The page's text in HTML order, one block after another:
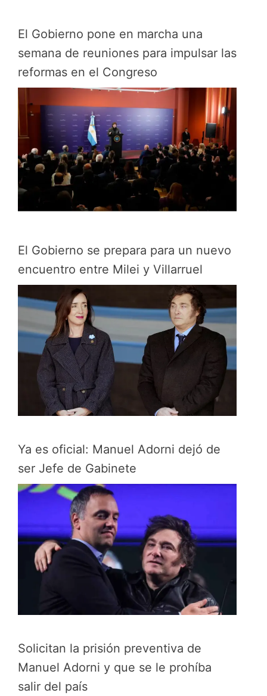
El Gobierno pone en marcha una
semana de reuniones para impulsar las
reformas en el Congreso
El Gobierno se prepara para un nuevo
encuentro entre Milei y Villarruel
Ya es oficial: Manuel Adorni dejó de
ser Jefe de Gabinete
Solicitan la prisión preventiva de
Manuel Adorni y que se le prohíba
salir del país